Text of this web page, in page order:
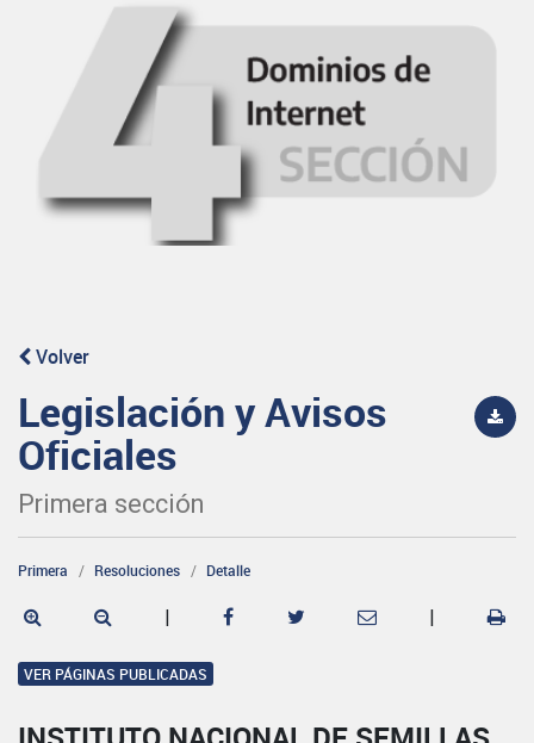
Volver
Legislación y Avisos
Oficiales
Primera sección
Primera Resoluciones Detalle
| |
VER PÁGINAS PUBLICADAS